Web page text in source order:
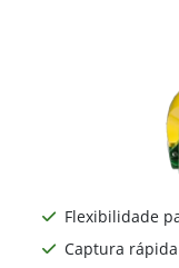
Flexibilidade
Captura